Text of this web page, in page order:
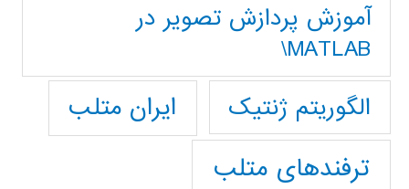
آموزش پردازش تصوير در
MATLAB\
الگوریتم ژنتیک
ایران متلب
ترفندهای متلب